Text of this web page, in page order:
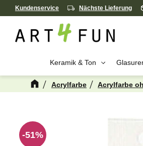
Kundenservice Nächste Lieferung
Keramik & Ton
Acrylfarbe Acrylfarbe
51%